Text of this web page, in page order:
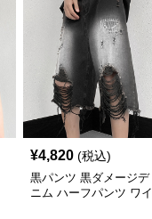
¥4,820 (税込)
黒パンツ 黒ダメージデ
ニム ハーフパンツ ワイ